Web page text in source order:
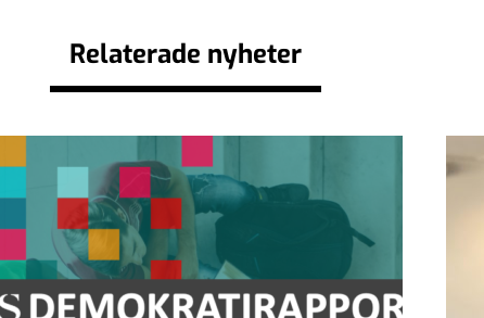
Relaterade nyheter